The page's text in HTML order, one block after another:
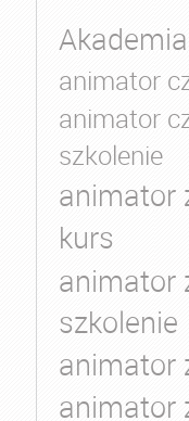
animator
animator
szkolenie
animator
kurs
animator
szkolenie
animator
animator